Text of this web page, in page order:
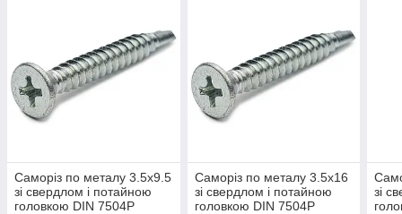
Саморіз по металу 3.5х9.5
зі свердлом і потайною
головкою DIN 7504P
Саморіз по металу 3.5х16
зі свердлом і потайною
головкою DIN 7504P
зі